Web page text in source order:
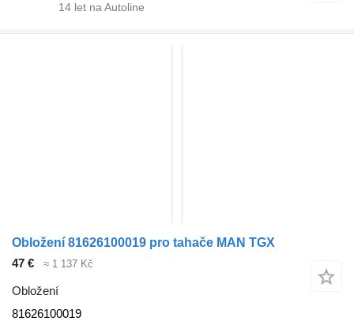
14 let na Autoline
Obložení 81626100019 pro tahače MAN TGX
47 €
≈ 1 137 Kč
Obložení
81626100019